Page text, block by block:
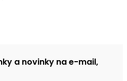
a novinky na e-mail,